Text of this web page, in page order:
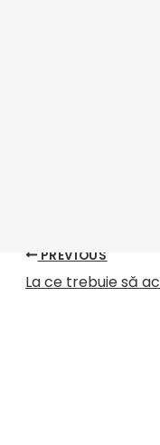
PREVIOUS
La ce trebuie să